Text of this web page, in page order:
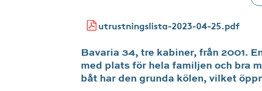
utrustningslista-2023-04-25.pdf
Bavaria 34, tre kabiner, från 2001.
med plats för hela familjen och bra
båt har den grunda kölen, vilket